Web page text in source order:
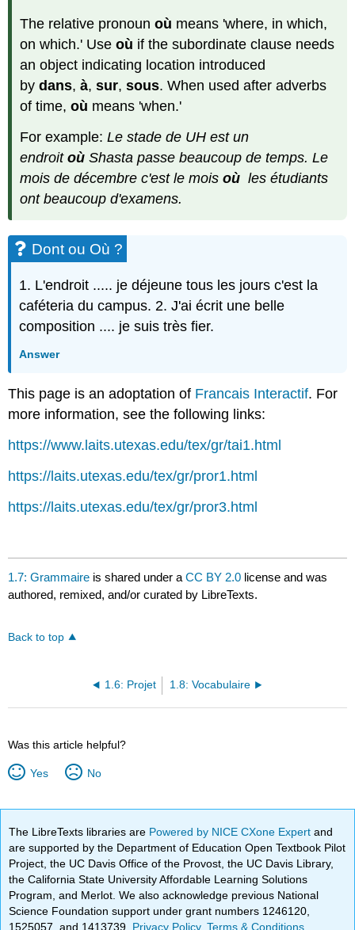
The relative pronounoù means 'where, in which,
on which.' Useoù if the subordinate clause needs
an object indicating location introduced
bydans,à,sur,sous. When used after adverbs
of time,où means 'when.'
For example:Le stade de UH est un
endroitoùShasta passe beaucoup de temps. Le
mois de décembre c'est le moisoù les étudiants
ont beaucoup d'examens.
Dont ou Où ?
1. L'endroit ..... je déjeune tous les jours c'est la
caféteria du campus. 2. J'ai écrit une belle
composition .... je suis très fier.
Answer
This page is an adoptation of Francais Interactif. For
more information, see the following links:
https://www.laits.utexas.edu/tex/gr/tai1.html
https://laits.utexas.edu/tex/gr/pror1.html
https://laits.utexas.edu/tex/gr/pror3.html
1.7: Grammaire is shared under aCC BY 2.0 license and was
authored, remixed, and/or curated by LibreTexts.
Back to top
1.6: Projet 1.8: Vocabulaire
Was this article helpful?
Yes No
The LibreTexts libraries are Powered by NICE CXone Expertand
are supported by the Department of Education Open Textbook Pilot
Project, the UC Davis Office of the Provost, the UC Davis Library,
the California State University Affordable Learning Solutions
Program, and Merlot. We also acknowledge previous National
Science Foundation support under grant numbers 1246120,
1525057, and 1413739. Privacy Policy.Terms & Conditions